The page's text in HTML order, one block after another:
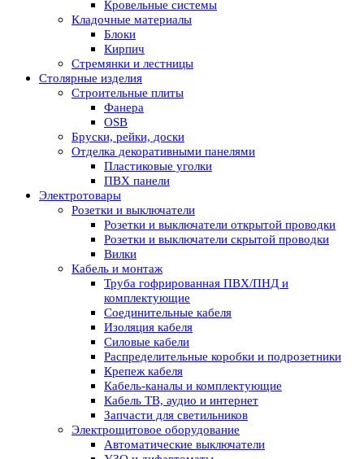
Кровельные системы
Кладочные материалы
Блоки
Кирпич
Стремянки и лестницы
Столярные изделия
Строительные плиты
Фанера
OSB
Бруски, рейки, доски
Отделка декоративными панелями
Пластиковые уголки
ПВХ панели
Электротовары
Розетки и выключатели
Розетки и выключатели открытой проводки
Розетки и выключатели скрытой проводки
Вилки
Кабель и монтаж
Труба гофрированная ПВХ/ПНД и
комплектующие
Соединительные кабеля
Изоляция кабеля
Силовые кабели
Распределительные коробки и подрозетники
Крепеж кабеля
Кабель-каналы и комплектующие
Кабель ТВ, аудио и интернет
Запчасти для светильников
Электрощитовое оборудование
Автоматические выключатели